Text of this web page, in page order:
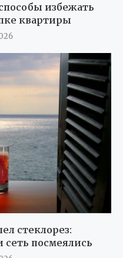
избежать
квартиры
стеклорез:
сеть посмеялись